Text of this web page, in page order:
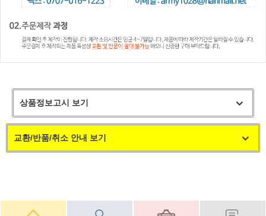
상품정보고시 보기
교환/반품/취소 안내 보기